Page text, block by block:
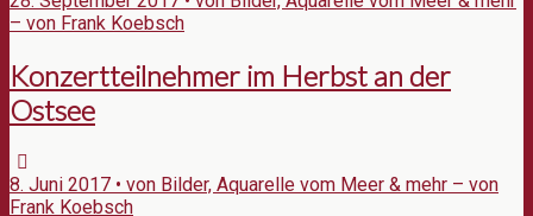
– von Frank Koebsch
Konzertteilnehmer im Herbst an der
Ostsee
8. Juni 2017 • von Bilder, Aquarelle vom Meer & mehr – von
Frank Koebsch